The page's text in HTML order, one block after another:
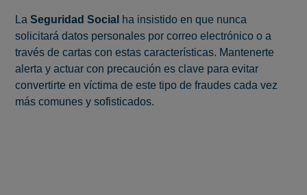
La Seguridad Social ha insistido en que nunca
solicitará datos personales por correo electrónico o a
través de cartas con estas características. Mantenerte
alerta y actuar con precaución es clave para evitar
convertirte en víctima de este tipo de fraudes cada vez
más comunes y sofisticados.